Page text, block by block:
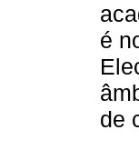
é
de